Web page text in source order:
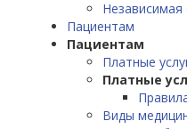
Независимая
Пациентам
Пациентам
Платные
Платные
Виды